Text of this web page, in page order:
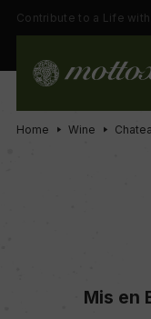
Contribute to a Life with
Home Wine
Mis en